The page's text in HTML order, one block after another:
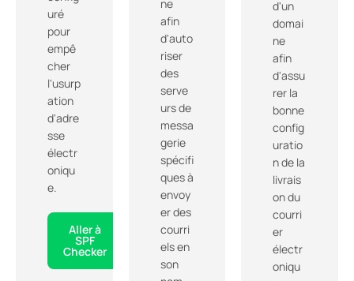
uré
pour
empê
cher
l'usurp
ation
d'adre
sse
électr
oniqu
e.
Aller à
SPF
Checker
ne
afin
d'auto
riser
des
serve
urs de
messa
gerie
spécifi
ques à
envoy
er des
courri
els en
son
d'un
domai
ne
afin
d'assu
rer la
bonne
config
uratio
n de la
livrais
on du
courri
er
électr
oniqu